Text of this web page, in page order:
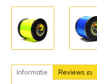
Informatie Reviews (0)